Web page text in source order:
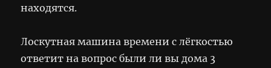
находятся.
Лоскутная машина времени с лёгкостью
ответит на вопрос были ли вы дома 3